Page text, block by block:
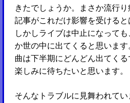
きたでしょうか。まさか流行
記事がこれだけ影響を受けると
しかしライブは中止になって
か世の中に出てくると思いま
曲は下半期にどんどん出てく
楽しみに待ちたいと思います。
そんなトラブルに見舞われて